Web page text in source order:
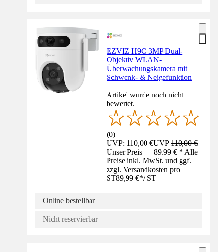
EZVIZ H9C 3MP Dual-
Objektiv WLAN-
Überwachungskamera mit
Schwenk- & Neigefunktion
Artikel wurde noch nicht
bewertet.
(0)
UVP: 110,00 €UVP110,00 €
Unser Preis — 89,99 € * Alle
Preise inkl. MwSt. und ggf.
zzgl. Versandkosten pro
ST89,99 €*/ ST
Online bestellbar
Nicht reservierbar